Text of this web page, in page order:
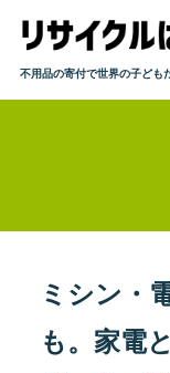
不用品の寄付で世界の子ども
ミシン・
も。家電